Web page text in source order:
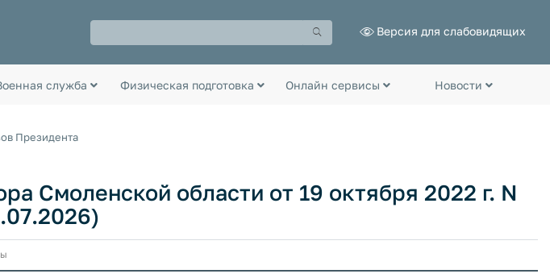
Версия для слабовидящих
служба Физическая подготовка Онлайн сервисы Новости
Президента
Смоленской области от 19 октября 2022 г. N